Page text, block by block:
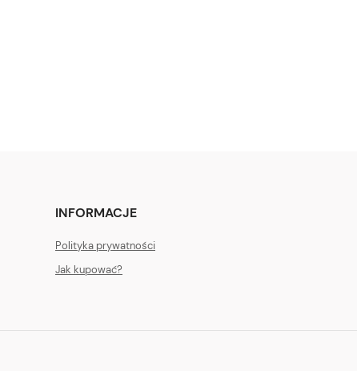
INFORMACJE
Polityka prywatności
Jak kupować?